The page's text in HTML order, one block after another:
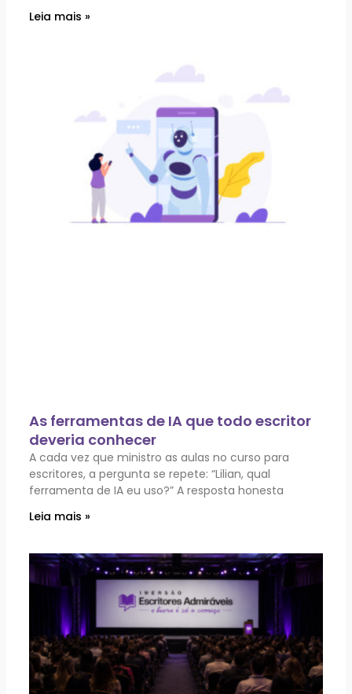
Leia mais »
As ferramentas de IA que todo escritor
deveria conhecer
A cada vez que ministro as aulas no curso para
escritores, a pergunta se repete: “Lilian, qual
ferramenta de IA eu uso?” A resposta honesta
Leia mais »